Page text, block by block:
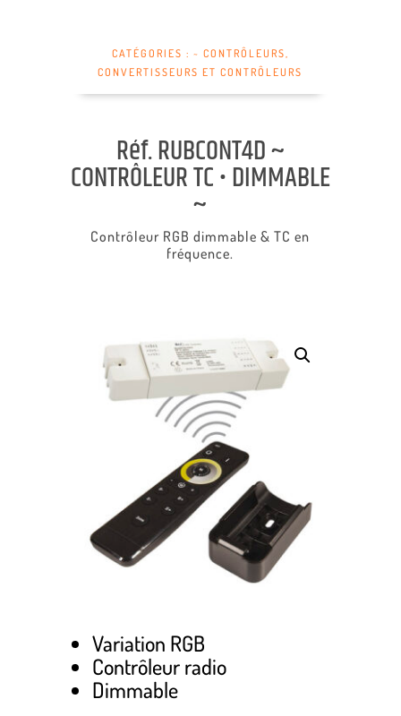
CATÉGORIES : ~ CONTRÔLEURS,
CONVERTISSEURS ET CONTRÔLEURS
Réf. RUBCONT4D ~
CONTRÔLEUR TC • DIMMABLE
~
Contrôleur RGB dimmable & TC en
fréquence.
Variation RGB
Contrôleur radio
Dimmable